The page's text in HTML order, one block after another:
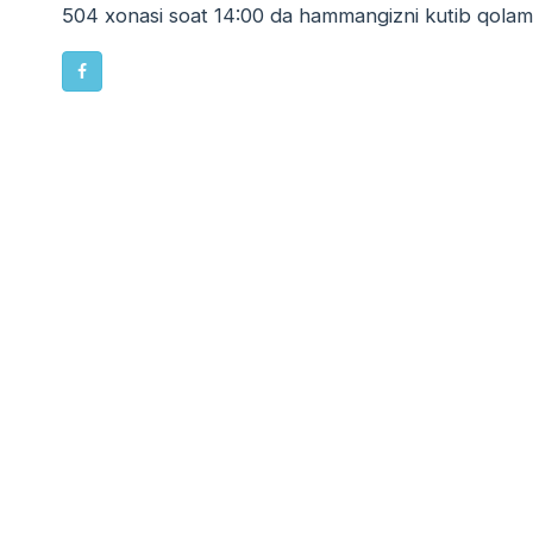
504 xonasi soat 14:00 da hammangizni kutib